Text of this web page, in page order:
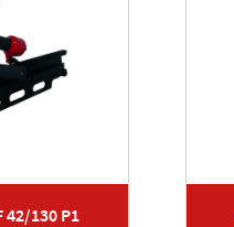
42/130 P1